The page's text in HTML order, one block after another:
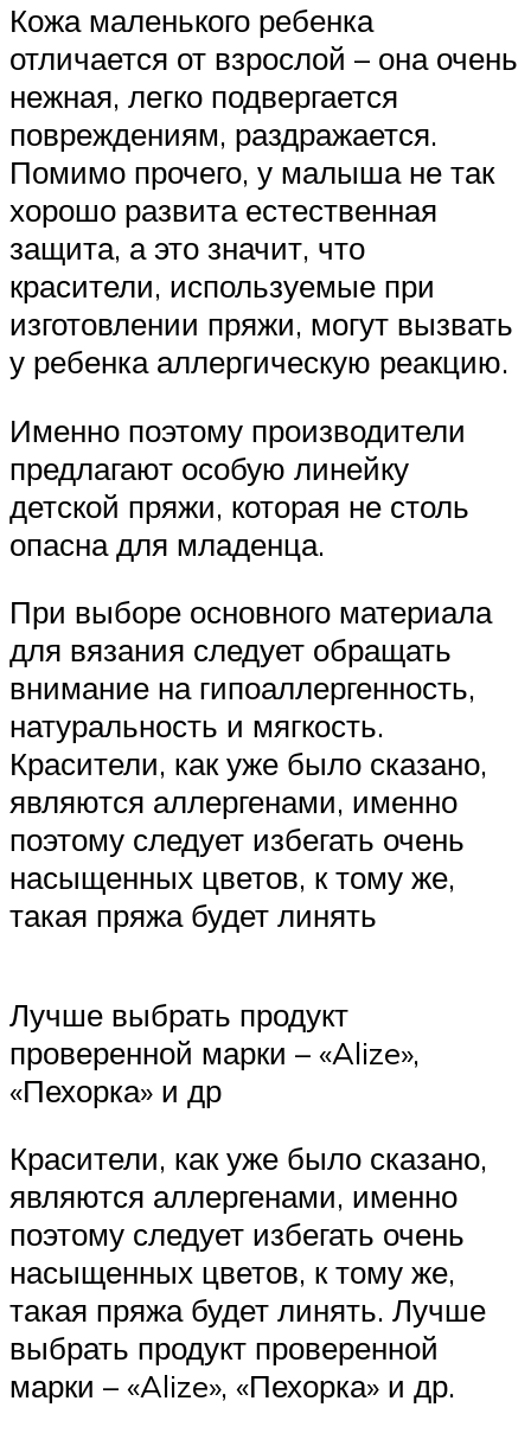
Кожа маленького ребенка
отличается от взрослой – она очень
нежная, легко подвергается
повреждениям, раздражается.
Помимо прочего, у малыша не так
хорошо развита естественная
защита, а это значит, что
красители, используемые при
изготовлении пряжи, могут вызвать
у ребенка аллергическую реакцию.
Именно поэтому производители
предлагают особую линейку
детской пряжи, которая не столь
опасна для младенца.
При выборе основного материала
для вязания следует обращать
внимание на гипоаллергенность,
натуральность и мягкость.
Красители, как уже было сказано,
являются аллергенами, именно
поэтому следует избегать очень
насыщенных цветов, к тому же,
такая пряжа будет линять
Лучше выбрать продукт
проверенной марки – «Alize»,
«Пехорка» и др
Красители, как уже было сказано,
являются аллергенами, именно
поэтому следует избегать очень
насыщенных цветов, к тому же,
такая пряжа будет линять. Лучше
выбрать продукт проверенной
марки – «Alize», «Пехорка» и др.